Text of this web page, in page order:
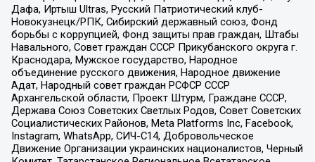
Дафа, Иртыш Ultras, Русский Патриотический клуб-
Новокузнецк/РПК, Сибирский державный союз, Фонд
борьбы с коррупцией, Фонд защиты прав граждан, Штабы
Навального, Совет граждан СССР Прикубанского округа г.
Краснодара, Мужское государство, Народное
объединение русского движения, Народное движение
Адат, Народный совет граждан РСФСР СССР
Архангельской области, Проект Штурм, Граждане СССР,
Держава Союз Советских Светлых Родов, Совет Советских
Социалистических Районов, Meta Platforms Inc, Facebook,
Instagram, WhatsApp, СИЧ-С14, Добровольческое
Движение Организации украинских националистов, Черный